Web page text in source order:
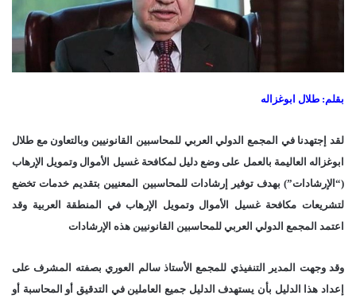
بقلم: طلال ابوغزاله
لقد إجتهدنا في المجمع الدولي العربي للمحاسبين القانونيين وبالتعاون مع طلال
ابوغزاله العاليمة بالعمل على وضع دليل لمكافحة غسيل الأموال وتمويل الإرهاب
(“الإرشادات”) بهدف توفير إرشادات للمحاسبين المعنيين بتقديم خدمات تخضع
لتشريعات مكافحة غسيل الأموال وتمويل الإرهاب في المنطقة العربية وقد
اعتمد المجمع الدولي العربي للمحاسبين القانونيين هذه الإرشادات
وقد وجهت المدير التنفيذي للمجمع الأستاذ سالم العوري بصفته المشرف على
إعداد هذا الدليل بأن يستهدف الدليل جميع العاملين في التدقيق أو المحاسبة أو